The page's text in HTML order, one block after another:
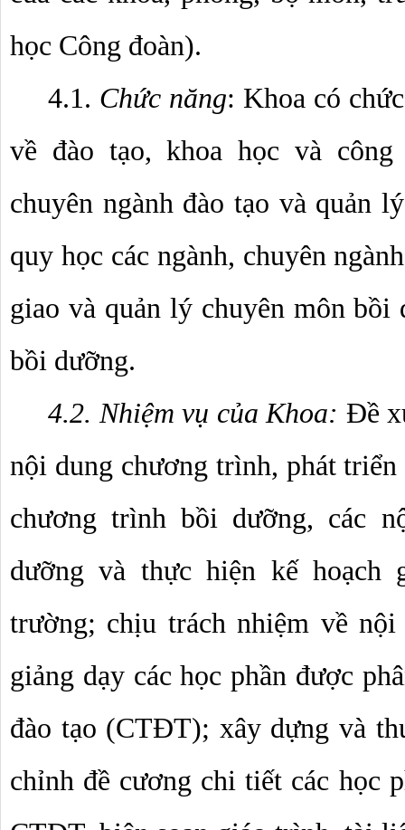
học Công đoàn).
4.1. Chức năng: Khoa có
về đào tạo, khoa học và
chuyên ngành đào tạo và quản
quy học các ngành, chuyên
giao và quản lý chuyên môn
bồi dưỡng.
4.2. Nhiệm vụ của Khoa: Đề
nội dung chương trình, phát triển
chương trình bồi dưỡng, các
dưỡng và thực hiện kế hoạch
trường; chịu trách nhiệm về
giảng dạy các học phần được
đào tạo (CTĐT); xây dựng và
chỉnh đề cương chi tiết các học